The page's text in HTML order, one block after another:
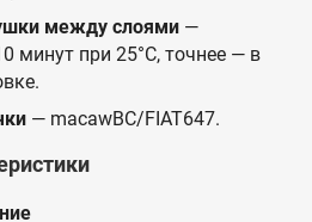
между слоями —
минут при 25°C, точнее — в
— macawBC/FIAT647.